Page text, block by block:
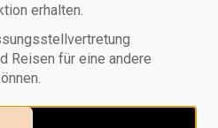
erhalten.
Reisen für eine andere